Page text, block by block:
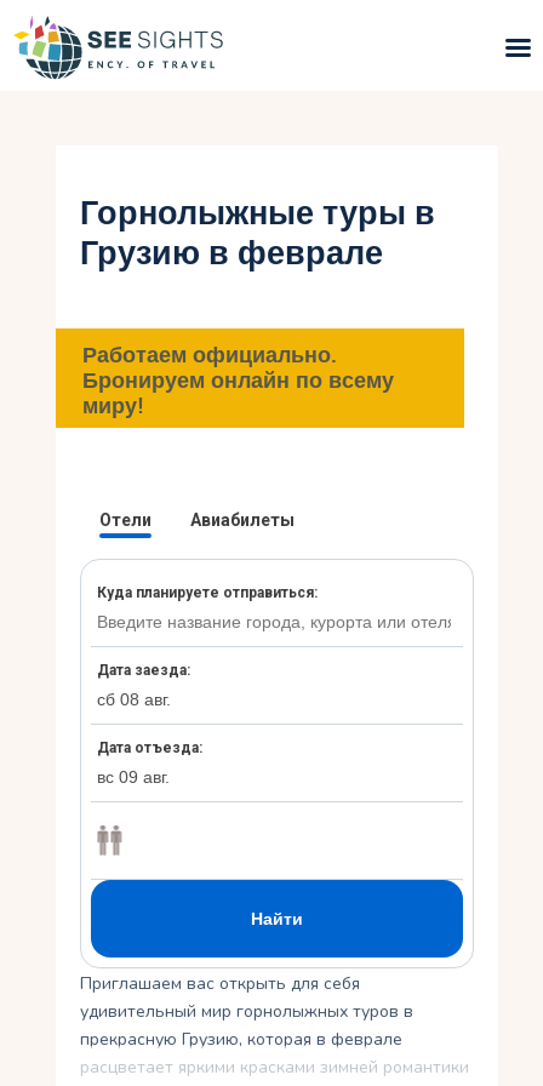
Горящие туры
Типы Туров
Инфо
Блог
Укр
Горнолыжные туры в
Грузию в феврале
Работаем официально.
Бронируем онлайн по всему
миру!
Приглашаем вас открыть для себя
удивительный мир горнолыжных туров в
прекрасную Грузию, которая в феврале
расцветает яркими красками зимней романтики